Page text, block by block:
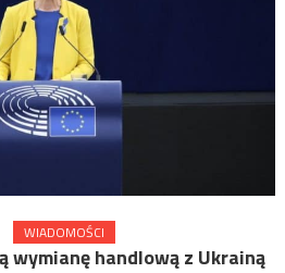
WIADOMOŚCI
wymianę handlową z Ukrainą